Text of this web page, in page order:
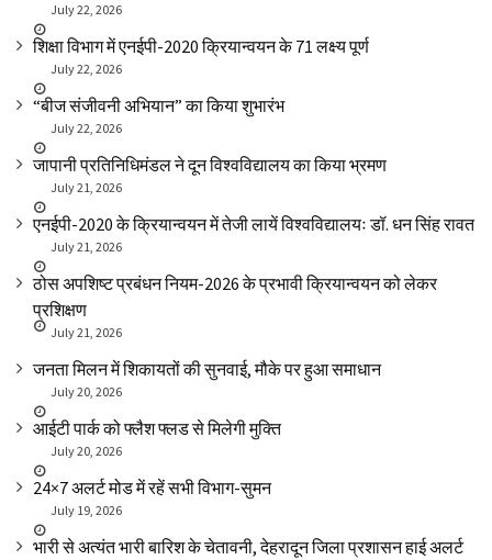
July 22, 2026
शिक्षा विभाग में एनईपी-2020 क्रियान्वयन के 71 लक्ष्य पूर्ण
July 22, 2026
“बीज संजीवनी अभियान” का किया शुभारंभ
July 22, 2026
जापानी प्रतिनिधिमंडल ने दून विश्वविद्यालय का किया भ्रमण
July 21, 2026
एनईपी-2020 के क्रियान्वयन में तेजी लायें विश्वविद्यालयः डॉ. धन सिंह रावत
July 21, 2026
ठोस अपशिष्ट प्रबंधन नियम-2026 के प्रभावी क्रियान्वयन को लेकर
प्रशिक्षण
July 21, 2026
जनता मिलन में शिकायतों की सुनवाई, मौके पर हुआ समाधान
July 20, 2026
आईटी पार्क को फ्लैश फ्लड से मिलेगी मुक्ति
July 20, 2026
24×7 अलर्ट मोड में रहें सभी विभाग-सुमन
July 19, 2026
भारी से अत्यंत भारी बारिश के चेतावनी, देहरादून जिला प्रशासन हाई अलर्ट